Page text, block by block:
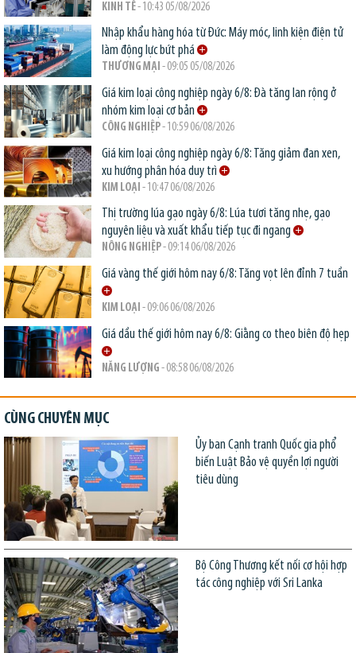
KINH TẾ- 10:43 05/08/2026
Nhập khẩu hàng hóa từ Đức: Máy móc, linh kiện điện tử
làm động lực bứt phá
THƯƠNG MẠI - 09:05 05/08/2026
Giá kim loại công nghiệp ngày 6/8: Đà tăng lan rộng ở
nhóm kim loại cơ bản
CÔNG NGHIỆP- 10:59 06/08/2026
Giá kim loại công nghiệp ngày 6/8: Tăng giảm đan xen,
xu hướng phân hóa duy trì
KIM LOẠI - 10:47 06/08/2026
Thị trường lúa gạo ngày 6/8: Lúa tươi tăng nhẹ, gạo
nguyên liệu và xuất khẩu tiếp tục đi ngang
NÔNG NGHIỆP- 09:14 06/08/2026
Giá vàng thế giới hôm nay 6/8: Tăng vọt lên đỉnh 7 tuần
KIM LOẠI - 09:06 06/08/2026
Giá dầu thế giới hôm nay 6/8: Giằng co theo biên độ hẹp
NĂNG LƯỢNG - 08:58 06/08/2026
CÙNG CHUYÊN MỤC
Ủy ban Cạnh tranh Quốc gia phổ
biến Luật Bảo vệ quyền lợi người
tiêu dùng
Bộ Công Thương kết nối cơ hội hợp
tác công nghiệp với Sri Lanka